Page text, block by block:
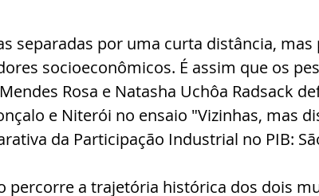
separadas por uma curta distância,
socioeconômicos. É assim que os
Rosa e Natasha Uchôa Radsack
e Niterói no ensaio "Vizinhas, mas
da Participação Industrial no PIB:
percorre a trajetória histórica dos dois